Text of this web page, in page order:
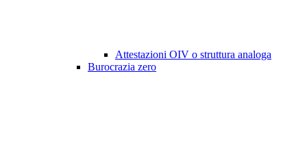
Attestazioni OIV o struttura analoga
Burocrazia zero